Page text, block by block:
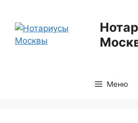
содержимому
Меню